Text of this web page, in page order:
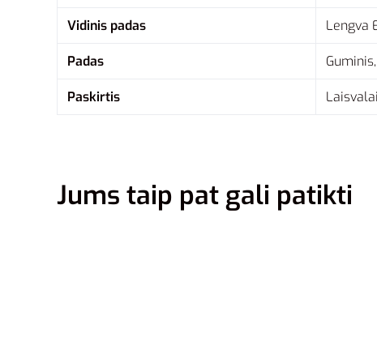
Vidinis padas Lengva
Padas
Paskirtis
Jums taip pat gali patikti